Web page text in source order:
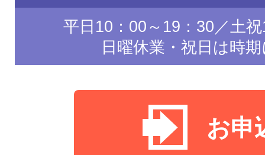
平日10：00～19：30／土
日曜休業・祝日は時
お申